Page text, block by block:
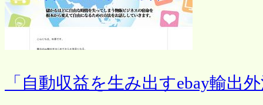
「自動収益を生み出すebay輸出